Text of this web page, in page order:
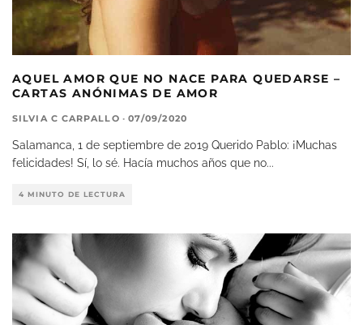
AQUEL AMOR QUE NO NACE PARA QUEDARSE –
CARTAS ANÓNIMAS DE AMOR
SILVIA C CARPALLO · 07/09/2020
Salamanca, 1 de septiembre de 2019 Querido Pablo: ¡Muchas
felicidades! Sí, lo sé. Hacía muchos años que no...
4 MINUTO DE LECTURA